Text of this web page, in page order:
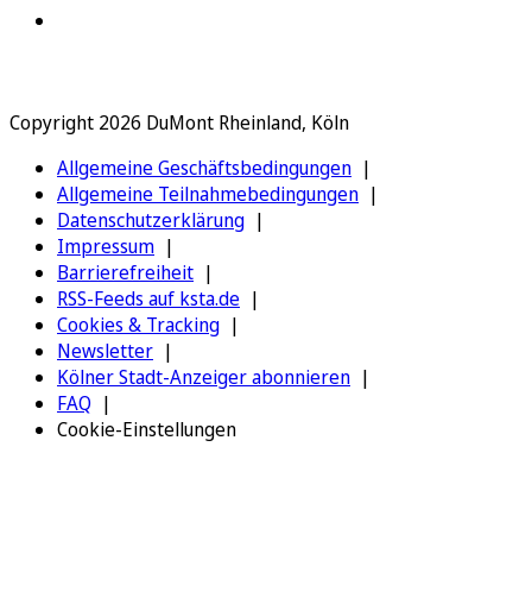
Copyright 2026 DuMont Rheinland, Köln
Allgemeine Geschäftsbedingungen
Allgemeine Teilnahmebedingungen
Datenschutzerklärung
Impressum
Barrierefreiheit
RSS-Feeds auf ksta.de
Cookies & Tracking
Newsletter
Kölner Stadt-Anzeiger abonnieren
FAQ
Cookie-Einstellungen